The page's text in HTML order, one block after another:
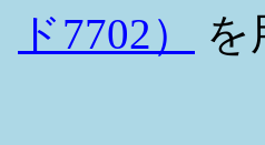
ド7702）
を